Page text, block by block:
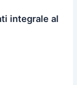
integrale al